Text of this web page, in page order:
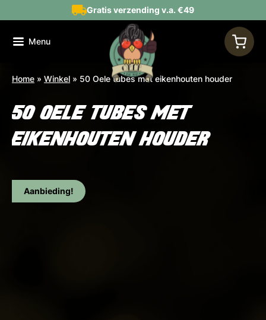
Gratis verzending v.a. €49
Menu
Home » Winkel » 50 Oele tubes met eikenhouten houder
50 OELE TUBES MET
EIKENHOUTEN HOUDER
Aanbieding!